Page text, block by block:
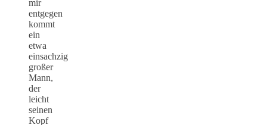
mir
entgegen
kommt
ein
etwa
einsachzig
großer
Mann,
der
leicht
seinen
Kopf